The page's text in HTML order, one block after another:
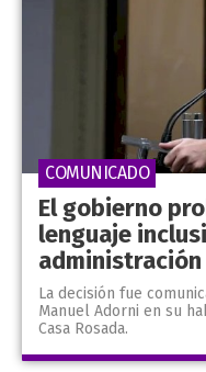
El gobierno
lenguaje
La decisión fue
Manuel Adorni en su
Casa Rosada.
COMUNICADO